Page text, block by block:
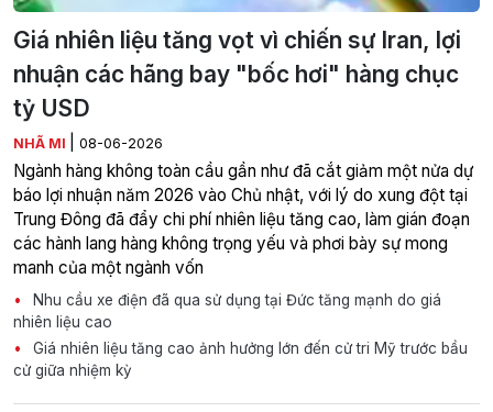
Giá nhiên liệu tăng vọt vì chiến sự Iran, lợi
nhuận các hãng bay "bốc hơi" hàng chục
tỷ USD
NHÃ MI 08-06-2026
Ngành hàng không toàn cầu gần như đã cắt giảm một nửa dự
báo lợi nhuận năm 2026 vào Chủ nhật, với lý do xung đột tại
Trung Đông đã đẩy chi phí nhiên liệu tăng cao, làm gián đoạn
các hành lang hàng không trọng yếu và phơi bày sự mong
manh của một ngành vốn
Nhu cầu xe điện đã qua sử dụng tại Đức tăng mạnh do giá
nhiên liệu cao
Giá nhiên liệu tăng cao ảnh hưởng lớn đến cử tri Mỹ trước bầu
cử giữa nhiệm kỳ